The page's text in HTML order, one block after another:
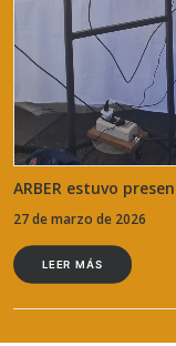
ARBER estuvo
27 de marzo de 2026
LEER MÁS